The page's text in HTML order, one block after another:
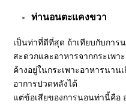
ท่านอนตะแคงขวา
เป็นท่าที่ดีที่สุด ถ้าเทียบกับการ
สะดวกและอาหารจากกระเพา
ค้างอยู่ในกระเพาะอาหารนา
อาการปวดหลังได้
แต่ข้อเสียของการนอนท่านี้คือ